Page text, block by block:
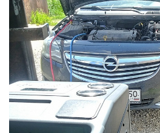
СТАТЬИ
ГОЛОСОВАНИЯ
ПРЕДЛОЖИТЬ НОВОСТЬ
ФОТО